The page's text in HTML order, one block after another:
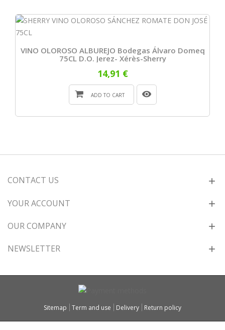
VINO OLOROSO ALBUREJO Bodegas Álvaro Domeq
75CL D.O. Jerez- Xérès-Sherry
14,91 €
ADD TO CART
CONTACT US
YOUR ACCOUNT
OUR COMPANY
NEWSLETTER
Sitemap Term and use Delivery Return policy